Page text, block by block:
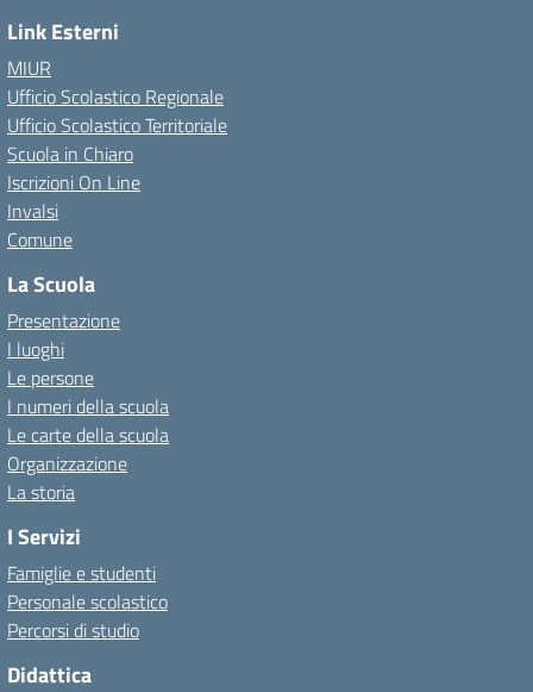
Link Esterni
MIUR
Ufficio Scolastico Regionale
Ufficio Scolastico Territoriale
Scuola in Chiaro
Iscrizioni On Line
Invalsi
Comune
La Scuola
Presentazione
I luoghi
Le persone
I numeri della scuola
Le carte della scuola
Organizzazione
La storia
I Servizi
Famiglie e studenti
Personale scolastico
Percorsi di studio
Didattica